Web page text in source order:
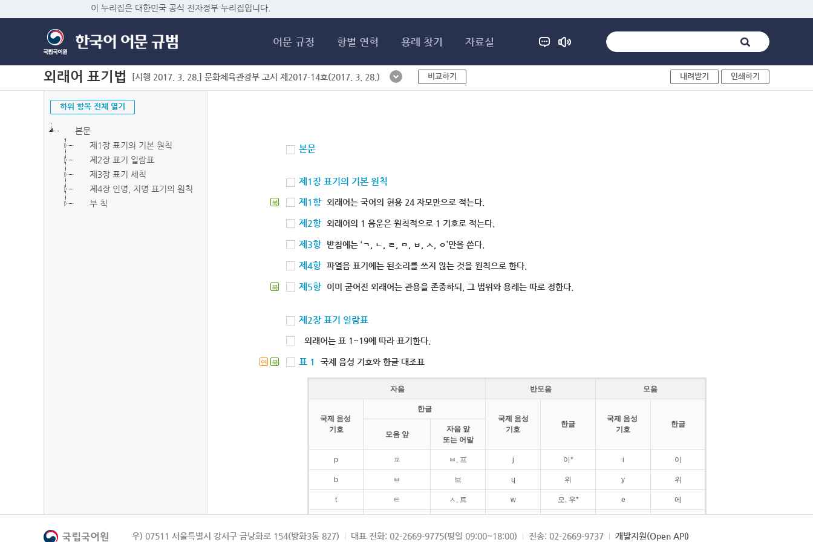
이 누리집은 대한민국 공식 전자정부 누리집입니다.
어문 규정 항별 연혁 용례 찾기 자료실
외래어 표기법 [시행 2017. 3. 28.] 문화체육관광부 고시 제2017-14호(2017. 3. 28.) 비교하기 내려받기 인쇄하기
하위 항목 전체 열기
본문
제1장 표기의 기본 원칙
제2장 표기 일람표
제3장 표기 세칙
제4장 인명, 지명 표기의 원칙
부 칙
본문
제1장 표기의 기본 원칙
북 제1항 외래어는 국어의 현용 24 자모만으로 적는다.
제2항 외래어의 1 음운은 원칙적으로 1 기호로 적는다.
제3항 받침에는 ‘ㄱ, ㄴ, ㄹ, ㅁ, ㅂ, ㅅ, ㅇ’만을 쓴다.
제4항 파열음 표기에는 된소리를 쓰지 않는 것을 원칙으로 한다.
북 제5항 이미 굳어진 외래어는 관용을 존중하되, 그 범위와 용례는 따로 정한다.
제2장 표기 일람표
외래어는 표 1~19에 따라 표기한다.
연 북 표 1 국제 음성 기호와 한글 대조표
자음 반모음 모음
국제 음성
기호
한글
국제 음성
기호
한글
국제 음성
기호
한글
모음 앞
자음 앞
또는 어말
p ㅍ ㅂ, 프 j 이* i 이
b ㅂ 브 ɥ 위 y 위
t ㅌ ㅅ, 트 w 오, 우* e 에
k ㅋ ㄱ, 크 ɛ 에
우) 07511 서울특별시 강서구 금낭화로 154(방화3동 827) 대표 전화: 02-2669-9775(평일 09:00~18:00) 전송: 02-2669-9737 개발지원(Open API)